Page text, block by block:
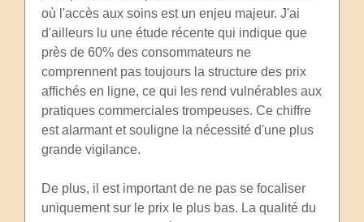
où l'accès aux soins est un enjeu majeur. J'ai
d'ailleurs lu une étude récente qui indique que
près de 60% des consommateurs ne
comprennent pas toujours la structure des prix
affichés en ligne, ce qui les rend vulnérables aux
pratiques commerciales trompeuses. Ce chiffre
est alarmant et souligne la nécessité d'une plus
grande vigilance.
De plus, il est important de ne pas se focaliser
uniquement sur le prix le plus bas. La qualité du